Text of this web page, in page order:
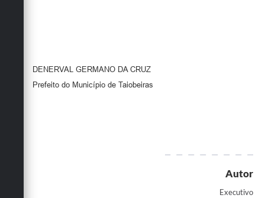
DENERVAL GERMANO DA CRUZ
Prefeito do Município de Taiobeiras
Autor
Executivo